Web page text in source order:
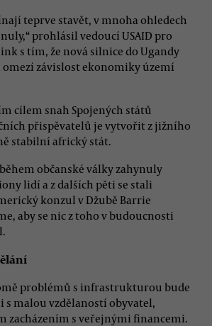
teprve stavět, v mnoha ohledech
prohlásil vedoucí USAID pro
s tím, že nová silnice do Ugandy
omezí závislost ekonomiky území
cílem snah Spojených států
přispěvatelů je vytvořit z jižního
stabilní africký stát.
občanské války zahynuly
lidí a z dalších pěti se stali
konzul v Džubě Barrie
aby se nic z toho v budoucnosti
problémů s infrastrukturou bude
s malou vzdělaností obyvatel,
zacházením s veřejnými financemi.